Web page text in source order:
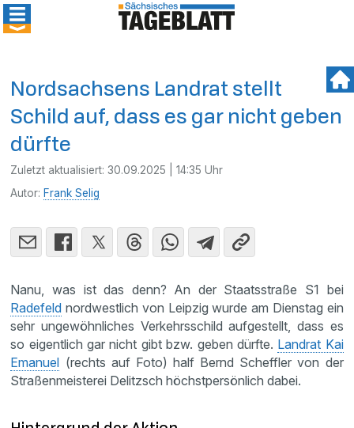
Nordsachsens Landrat stellt
Schild auf, dass es gar nicht geben
dürfte
Zuletzt aktualisiert:30.09.2025 | 14:35 Uhr
Autor: Frank Selig
Nanu, was ist das denn? An der Staatsstraße S1 bei
Radefeld nordwestlich von Leipzig wurde am Dienstag ein
sehr ungewöhnliches Verkehrsschild aufgestellt, dass es
so eigentlich gar nicht gibt bzw. geben dürfte. Landrat Kai
Emanuel (rechts auf Foto) half Bernd Scheffler von der
Straßenmeisterei Delitzsch höchstpersönlich dabei.